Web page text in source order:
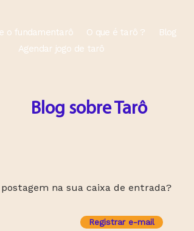
o fundamentarô O que é tarô ?
Blog
Agendar jogo de tarô
Blog sobre Tarô
na sua caixa de entrada?
Registrar e-mail